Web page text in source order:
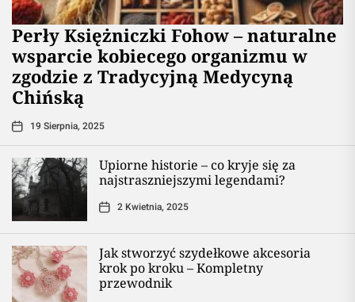
Perły Księżniczki Fohow – naturalne
wsparcie kobiecego organizmu w
zgodzie z Tradycyjną Medycyną
Chińską
19 Sierpnia, 2025
Upiorne historie – co kryje się za
najstraszniejszymi legendami?
2 Kwietnia, 2025
Jak stworzyć szydełkowe akcesoria
krok po kroku – Kompletny
przewodnik